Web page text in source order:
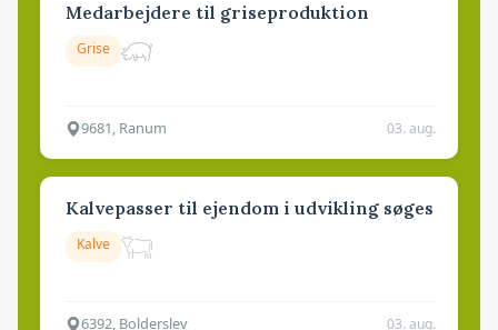
Medarbejdere til griseproduktion
Grise
9681, Ranum 03. aug.
Kalvepasser til ejendom i udvikling søges
Kalve
6392, Bolderslev 03. aug.